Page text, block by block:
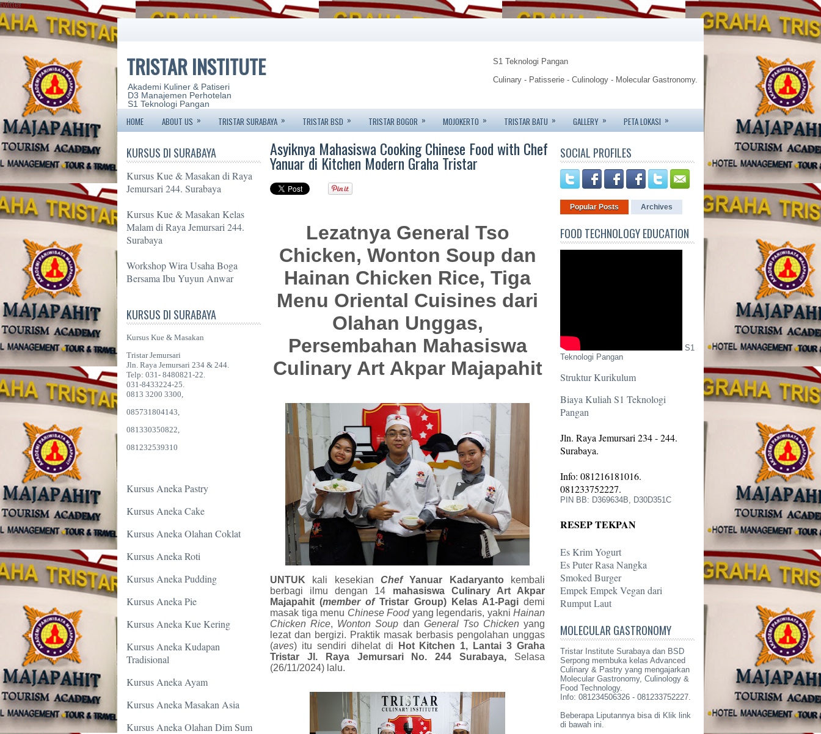
twitter
TRISTAR INSTITUTE
Akademi Kuliner & Patiseri
D3 Manajemen Perhotelan
S1 Teknologi Pangan
S1 Teknologi Pangan
Culinary - Patisserie - Culinology - Molecular Gastronomy.
Food Technology.
Tristar Institute - Jemursari 244 - Surabaya
Info: 081234506426 - 081233752227.
HOME ABOUT US » TRISTAR SURABAYA » TRISTAR BSD » TRISTAR BOGOR » MOJOKERTO » TRISTAR BATU » GALLERY » PETA LOKASI »
KURSUS DI SURABAYA
Kursus Kue & Masakan di Raya
Jemursari 244. Surabaya
Kursus Kue & Masakan Kelas
Malam di Raya Jemursari 244.
Surabaya
Workshop Wira Usaha Boga
Bersama Ibu Yuyun Anwar
KURSUS DI SURABAYA
Kursus Kue & Masakan
Tristar Jemursari
Jln. Raya Jemursari 234 & 244.
Telp: 031- 8480821-22.
031-8433224-25.
0813 3200 3300,
085731804143,
081330350822,
081232539310
Kursus Aneka Pastry
Kursus Aneka Cake
Kursus Aneka Olahan Coklat
Kursus Aneka Roti
Kursus Aneka Pudding
Kursus Aneka Pie
Kursus Aneka Kue Kering
Kursus Aneka Kudapan
Tradisional
Kursus Aneka Ayam
Kursus Aneka Masakan Asia
Kursus Aneka Olahan Dim Sum
Asyiknya Mahasiswa Cooking Chinese Food with Chef
Yanuar di Kitchen Modern Graha Tristar
Lezatnya General Tso
Chicken, Wonton Soup dan
Hainan Chicken Rice, Tiga
Menu Oriental Cuisines dari
Olahan Unggas,
Persembahan Mahasiswa
Culinary Art Akpar Majapahit
UNTUK kali kesekianChefYanuar Kadaryantokembali
berbagi ilmu dengan 14 mahasiswa
Culinary Art Akpar
Majapahit (member ofTristar Group) Kelas A1-Pagidemi
masak tiga menu Chinese Foodyang legendaris, yakni Hainan
Chicken Rice, Wonton Soup dan General Tso Chickenyang
lezat dan bergizi. Praktik masak berbasis pengolahan unggas
(aves) itu sendiri dihelat di
Hot Kitchen 1, Lantai 3 Graha
Tristar Jl. Raya Jemursari No. 244 Surabaya, Selasa
(26/11/2024) lalu.
SOCIAL PROFILES
Popular Posts Archives
FOOD TECHNOLOGY EDUCATION
S1
Teknologi Pangan
Struktur Kurikulum
Biaya Kuliah S1 Teknologi
Pangan
Jln. Raya Jemursari 234 - 244.
Surabaya.
Info: 081216181016.
081233752227.
PIN BB: D369634B, D30D351C
RESEP TEKPAN
Es Krim Yogurt
Es Puter Rasa Nangka
Smoked Burger
Empek Empek Vegan dari
Rumput Laut
MOLECULAR GASTRONOMY
Tristar Institute Surabaya dan BSD
Serpong membuka kelas Advanced
Culinary & Pastry yang mengajarkan
Molecular Gastronomy, Culinology &
Food Technology.
Info: 081234506326 - 081233752227.
Beberapa Liputannya bisa di Klik link
di bawah ini.